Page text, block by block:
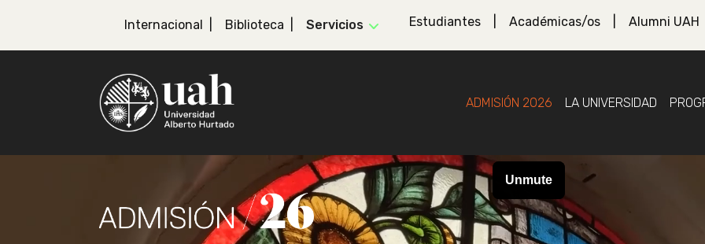
Internacional Biblioteca Servicios Estudiantes Académicas/os Alumni UAH
ADMISIÓN 2026 LA UNIVERSIDAD